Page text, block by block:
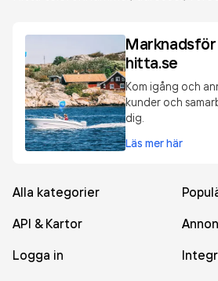
hitta.se
Kom igång och
kunder och
dig.
Läs mer här
Alla kategorier
API & Kartor
Logga in